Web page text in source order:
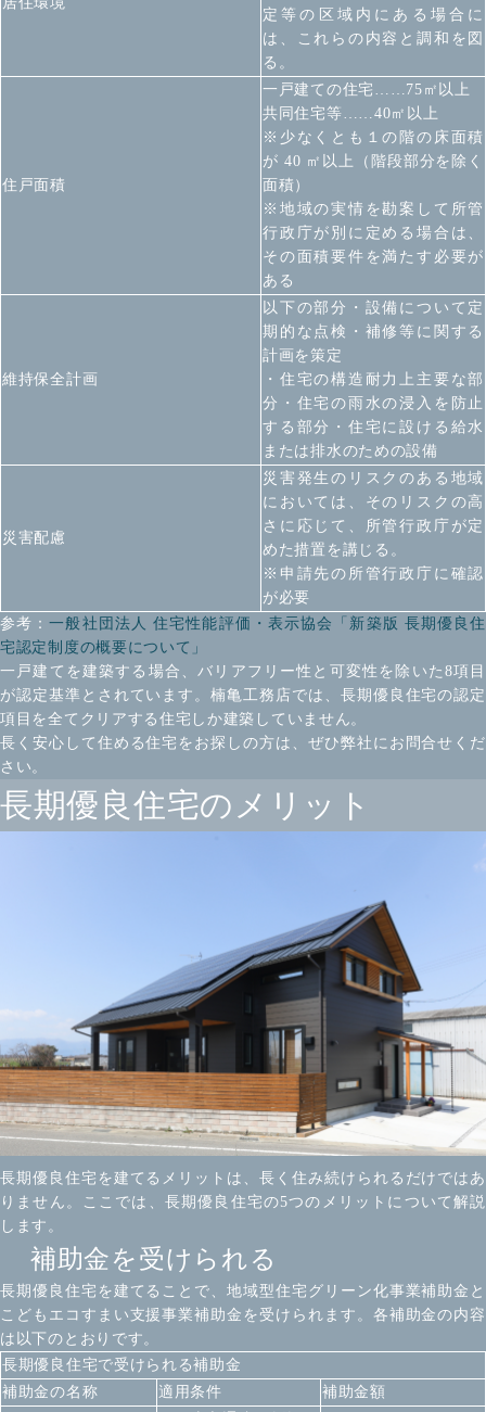
定等の区域内にある場合に
は、これらの内容と調和を図
る。
住戸面積
一戸建ての住宅……75㎡以上
共同住宅等……40㎡以上
※少なくとも１の階の床面積
が 40 ㎡以上（階段部分を除く
面積）
※地域の実情を勘案して所管
行政庁が別に定める場合は、
その面積要件を満たす必要が
ある
維持保全計画
以下の部分・設備について定
期的な点検・補修等に関する
計画を策定
・住宅の構造耐力上主要な部
分 ・住宅の雨水の浸入を防止
する部分 ・住宅に設ける給水
または排水のための設備
災害配慮
災害発生のリスクのある地域
においては、そのリスクの高
さに応じて、所管行政庁が定
めた措置を講じる。
※申請先の所管行政庁に確認
が必要
参考：一般社団法人 住宅性能評価・表示協会「新築版 長期優良住
宅認定制度の概要について」
一戸建てを建築する場合、バリアフリー性と可変性を除いた8項目
が認定基準とされています。楠亀工務店では、長期優良住宅の認定
項目を全てクリアする住宅しか建築していません。
長く安心して住める住宅をお探しの方は、ぜひ弊社にお問合せくだ
さい。
長期優良住宅のメリット
長期優良住宅を建てるメリットは、長く住み続けられるだけではあ
りません。ここでは、長期優良住宅の5つのメリットについて解説
します。
補助金を受けられる
長期優良住宅を建てることで、地域型住宅グリーン化事業補助金と
こどもエコすまい支援事業補助金を受けられます。各補助金の内容
は以下のとおりです。
長期優良住宅で受けられる補助金
補助金の名称
適用条件
補助金額